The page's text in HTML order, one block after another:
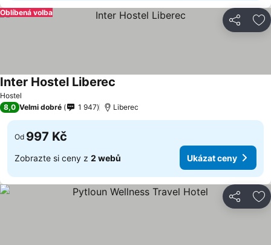
Sdílet
Oblíbená volba
Hostel
Inter Hostel Liberec
8,0 Velmi dobré 1 947 Liberec
Od 997 Kč
Zobrazte si ceny z 2 webů Ukázat ceny
Sdílet